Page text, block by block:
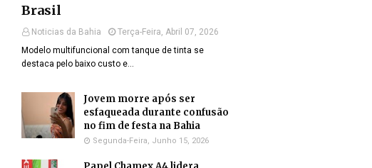
Brasil
Noticias da Bahia
Terça-Feira, Abril 07, 2026
Modelo multifuncional com tanque de tinta se
destaca pelo baixo custo e…
Jovem morre após ser
esfaqueada durante confusão
no fim de festa na Bahia
Segunda-Feira, Junho 15, 2026